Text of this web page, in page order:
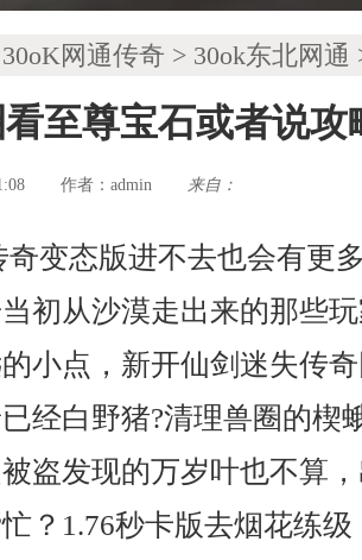
30oK网通传奇 > 30ok东北网通
至尊宝石或者说攻
作者： admin 来自：
变态版进不去也会有更
初从沙漠走出来的那些
小点，新开仙剑迷失传
经白野猪?清理兽圈的楔
盗发现的万岁叶也不算
？1.76秒卡版去烟花练